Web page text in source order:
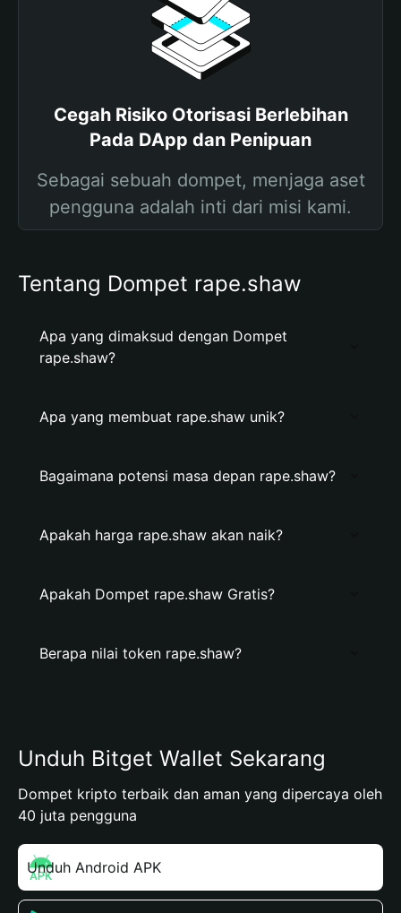
Cegah Risiko Otorisasi Berlebihan
Pada DApp dan Penipuan
Sebagai sebuah dompet, menjaga aset
pengguna adalah inti dari misi kami.
Tentang Dompet rape.shaw
Apa yang dimaksud dengan Dompet
rape.shaw?
Apa yang membuat rape.shaw unik?
Bagaimana potensi masa depan rape.shaw?
Apakah harga rape.shaw akan naik?
Apakah Dompet rape.shaw Gratis?
Berapa nilai token rape.shaw?
Unduh Bitget Wallet Sekarang
Dompet kripto terbaik dan aman yang dipercaya oleh
40 juta pengguna
Unduh Android APK